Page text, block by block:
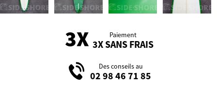
Paiement
3X SANS FRAIS
Des conseils au
02 98 46 71 85